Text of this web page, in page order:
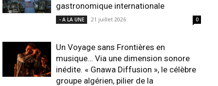
gastronomique internationale
- A LA UNE 21 juillet 2026 0
Un Voyage sans Frontières en
musique… Via une dimension sonore
inédite. « Gnawa Diffusion », le célèbre
groupe algérien, pilier de la